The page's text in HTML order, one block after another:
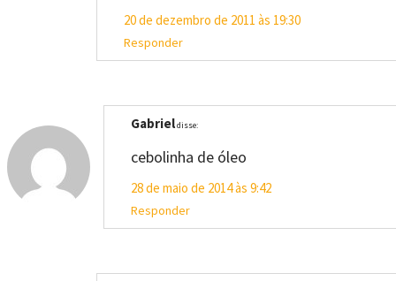
20 de dezembro de 2011 às 19:30
Responder
Gabrieldisse:
cebolinha de óleo
28 de maio de 2014 às 9:42
Responder